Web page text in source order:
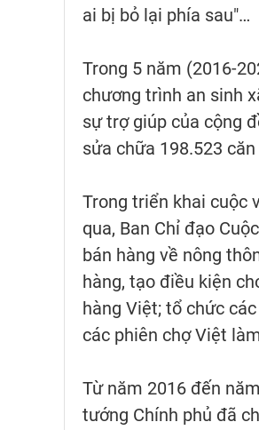
ai bị bỏ lại phía sau"…
Trong 5 năm (2016-
chương trình an sinh
sự trợ giúp của cộng
sửa chữa 198.523
Trong triển khai cuộc
qua, Ban Chỉ đạo
bán hàng về nông
hàng, tạo điều kiện
hàng Việt; tổ chức
các phiên chợ Việt
Từ năm 2016 đến
tướng Chính phủ đã